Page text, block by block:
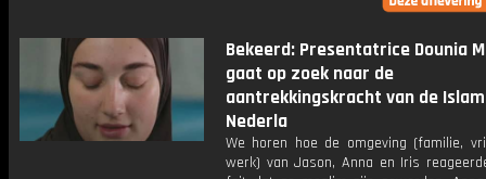
Bekeerd: Presentatrice Dounia
gaat op zoek naar de
aantrekkingskracht van de
Nederla
We horen hoe de omgeving (familie,
werk) van Jason, Anna en Iris